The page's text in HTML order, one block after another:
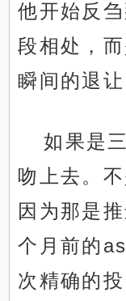
他开始反
段相处，
瞬间的退让
如果是
吻上去。
因为那是
个月前的
次精确的